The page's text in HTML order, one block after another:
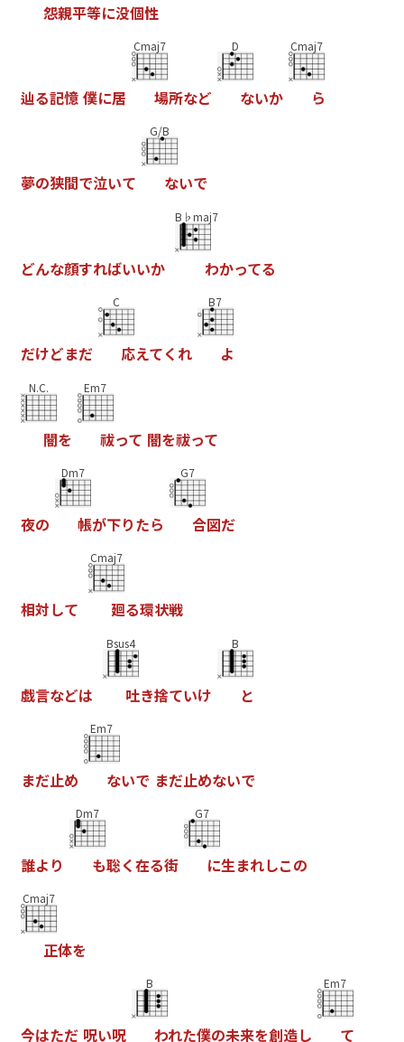
怨親平等に没個性
辿る記憶 僕に居
Cmaj7
場所など
D
ないか
Cmaj7
ら
夢の狭間で泣いて
G/B
ないで
どんな顔すればいいか
B♭maj7
わかってる
だけどまだ
C
応えてく れ
B7
よ
N.C.
闇を
Em7
祓って 闇を祓って
夜の
Dm7
帳が下りたら
G7
合図だ
相対して
Cmaj7
廻る環状戦
戯言などは
Bsus4
吐き捨ていけ
B
と
まだ止め
Em7
ないで まだ止めないで
誰よ り
Dm7
も聡く在る街
G7
に生まれしこの
Cmaj7
正体を
今はただ 呪い呪
B
われた僕の未来を創造し
Em7
て